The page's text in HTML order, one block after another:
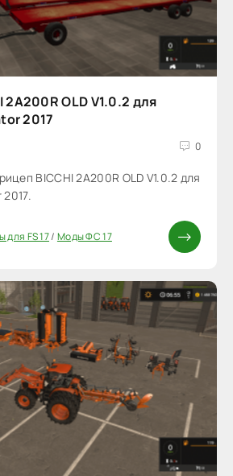
OLD V1.0.2 для
2017
0
BICCHI 2A200R OLD V1.0.2 для
для FS 17/ Моды ФС 17